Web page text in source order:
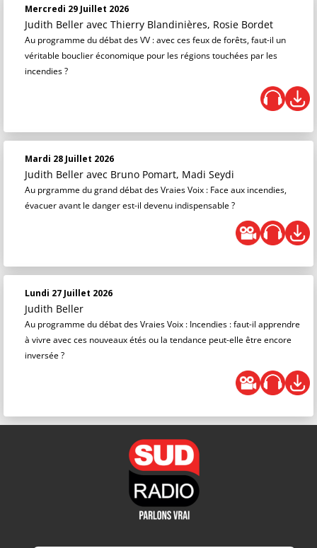
Mercredi 29 Juillet 2026
Judith Beller avec Thierry Blandinières, Rosie Bordet
Au programme du débat des VV : avec ces feux de forêts, faut-il un
véritable bouclier économique pour les régions touchées par les
incendies ?
Mardi 28 Juillet 2026
Judith Beller avec Bruno Pomart, Madi Seydi
Au prgramme du grand débat des Vraies Voix : Face aux incendies,
évacuer avant le danger est-il devenu indispensable ?
Lundi 27 Juillet 2026
Judith Beller
Au programme du débat des Vraies Voix : Incendies : faut-il apprendre
à vivre avec ces nouveaux étés ou la tendance peut-elle être encore
inversée ?